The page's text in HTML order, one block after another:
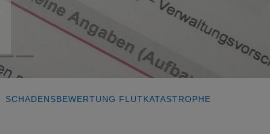
SCHADENSBEWERTUNG FLUTKATASTROPHE